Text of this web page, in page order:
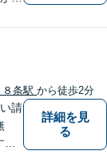
解
法条駅 から徒歩2分
請
詳細を見
る